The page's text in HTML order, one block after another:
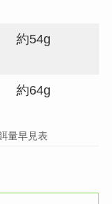
約54g
約64g
量早見表